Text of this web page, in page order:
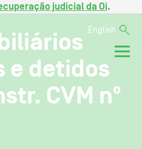
judicial da Oi.
English
e detidos
CVM nº